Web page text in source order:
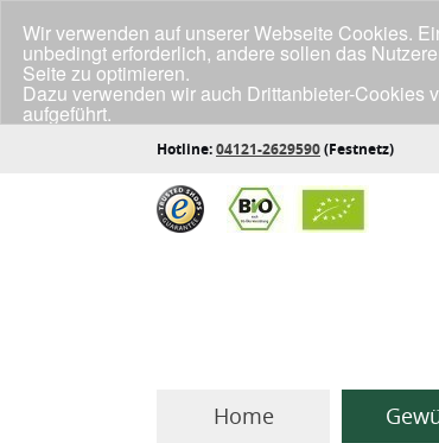
Hotline:04121-2629590(Festnetz)
Home
Wir verwenden auf unserer Webseite Cookies.
unbedingt erforderlich, andere sollen das
Seite zu optimieren.
Dazu verwenden wir auch Drittanbieter-Cookies
aufgeführt.
Klicke unten auf "Annehmen", wenn du mit der